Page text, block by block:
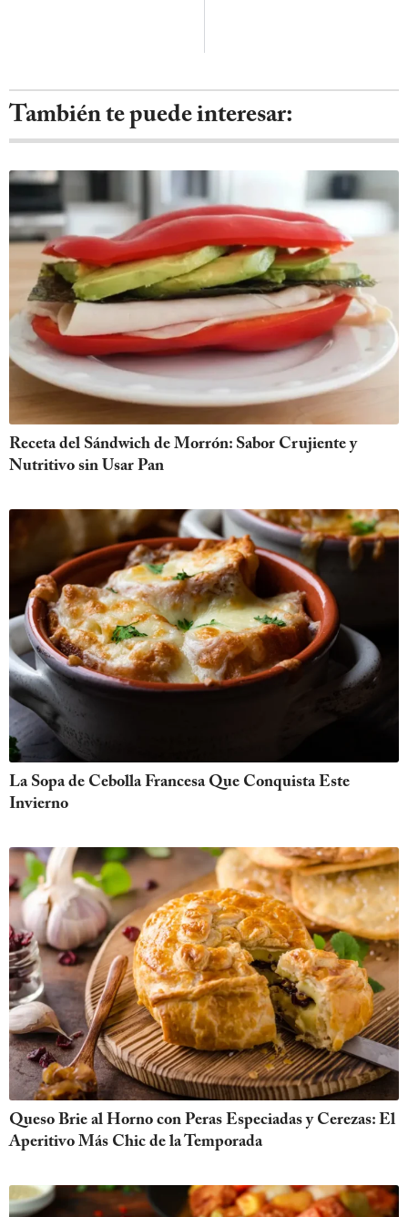
También te puede interesar:
Receta del Sándwich de Morrón: Sabor Crujiente y
Nutritivo sin Usar Pan
La Sopa de Cebolla Francesa Que Conquista Este
Invierno
Queso Brie al Horno con Peras Especiadas y Cerezas: El
Aperitivo Más Chic de la Temporada